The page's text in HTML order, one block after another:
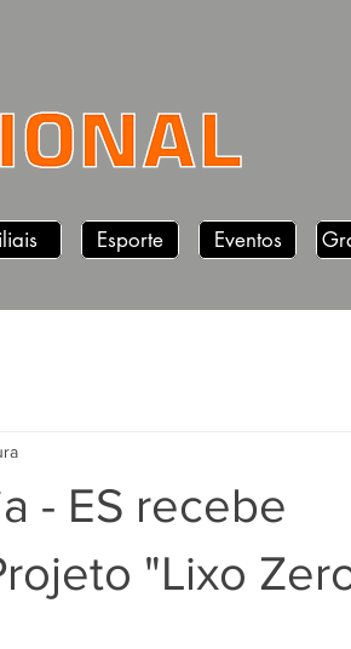
Esporte Eventos
- ES recebe
"Lixo